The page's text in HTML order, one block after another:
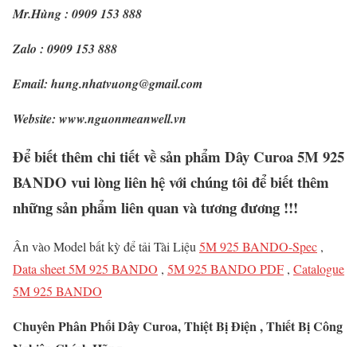
Mr.Hùng : 0909 153 888
Zalo : 0909 153 888
Email: hung.nhatvuong@gmail.com
Website: www.nguonmeanwell.vn
Để biết thêm chi tiết về sản phẩm Dây Curoa 5M 925
BANDO vui lòng liên hệ với chúng tôi để biết thêm
những sản phẩm liên quan và tương đương !!!
Ân vào Model bất kỳ để tải Tài Liệu 5M 925 BANDO-Spec ,
Data sheet 5M 925 BANDO , 5M 925 BANDO PDF , Catalogue
5M 925 BANDO
Chuyên Phân Phối Dây Curoa, Thiệt Bị Điện , Thiết Bị Công